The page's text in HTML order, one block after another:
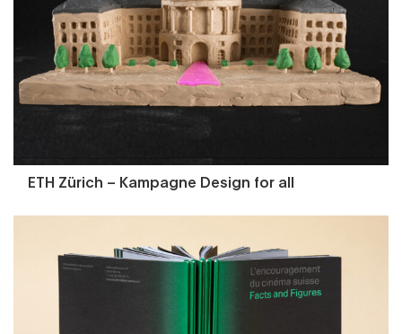
ETH Zürich – Kampagne Design for all